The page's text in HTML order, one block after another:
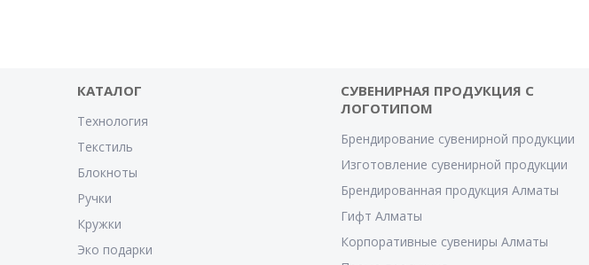
КАТАЛОГ
Технология
Текстиль
Блокноты
Ручки
Кружки
Эко подарки
СУВЕНИРНАЯ ПРОДУКЦИЯ С
ЛОГОТИПОМ
Брендирование сувенирной продукции
Изготовление сувенирной продукции
Брендированная продукция Алматы
Гифт Алматы
Корпоративные сувениры Алматы